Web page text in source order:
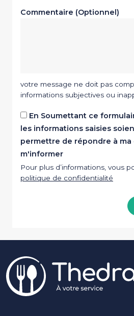
Commentaire (Optionnel)
votre message ne doit pas
informations subjectives ou
En Soumettant ce
les informations saisies
permettre de répondre à ma
m'informer
Pour plus d’informations, vous
politique de confidentialité